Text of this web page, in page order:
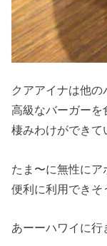
クアアイナは他の
高級なバーガーを
棲みわけができて
たま〜に無性にア
便利に利用できそ
あーーハワイに行